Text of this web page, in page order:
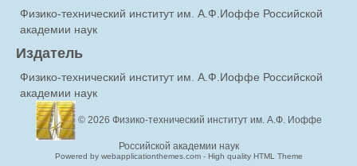
Физико-технический институт им. А.Ф.Иоффе Российской
академии наук
Издатель
Физико-технический институт им. А.Ф.Иоффе Российской
академии наук
© 2026 Физико-технический институт им. А.Ф. Иоффе
Российской академии наук
Powered by webapplicationthemes.com - High quality HTML Theme